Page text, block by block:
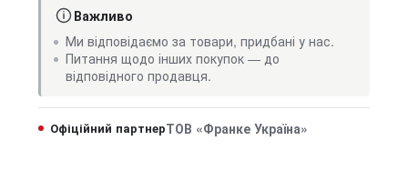
Важливо
Ми відповідаємо за товари, придбані у нас.
Питання щодо інших покупок — до
відповідного продавця.
Офіційний партнерТОВ «Франке Україна»